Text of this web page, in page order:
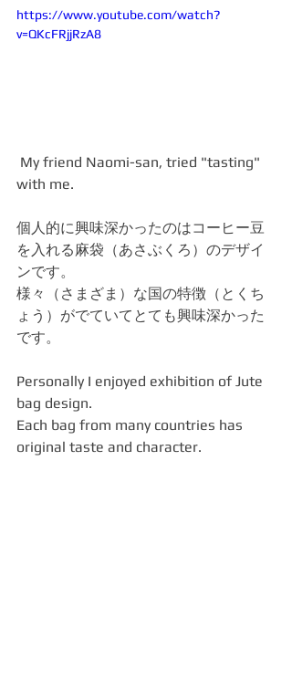
https://www.youtube.com/watch?
v=QKcFRjjRzA8
with me.
個人的に興味深かったのはコーヒー豆
を入れる麻袋（あさぶくろ）のデザイ
ンです。
様々（さまざま）な国の特徴（とくち
ょう）がでていてとても興味深かった
です。
Personally I enjoyed exhibition of Jute
bag design.
Each bag from many countries has
original taste and character.